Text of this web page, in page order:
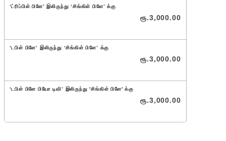
‘ட்ரிப்பிள் பிளே’ இலிருந்து ‘சிங்கிள் பிளே’ க்கு
ரூ.3,000.00
‘டபிள் பிளே’ இலிருந்து ‘சிங்கிள் பிளே’ க்கு
ரூ.3,000.00
‘டபிள் பிளே பியோ டிவி’ இலிருந்து 'சிங்கிள் பிளே' க்கு
ரூ.3,000.00